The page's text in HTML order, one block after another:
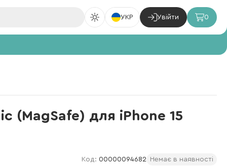
УКР Увійти 0
(MagSafe) для iPhone 15
Код: 00000094682 Немає в наявності